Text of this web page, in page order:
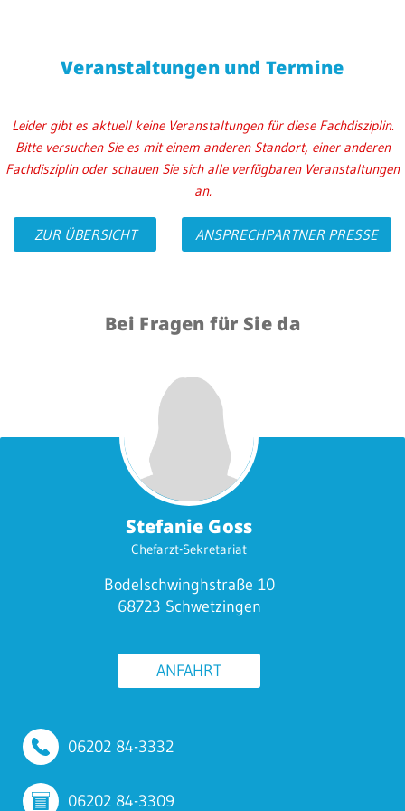
Veranstaltungen und Termine
Leider gibt es aktuell keine Veranstaltungen für diese Fachdisziplin.
Bitte versuchen Sie es mit einem anderen Standort, einer anderen
Fachdisziplin oder schauen Sie sich alle verfügbaren Veranstaltungen
an.
ZUR ÜBERSICHT ANSPRECHPARTNER PRESSE
Bei Fragen für Sie da
06202 84-3332
06202 84-3309
Stefanie Goss
Chefarzt-Sekretariat
Bodelschwinghstraße 10
68723 Schwetzingen
ANFAHRT